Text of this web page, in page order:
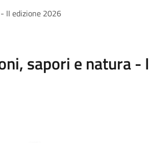
II edizione 2026
sapori e natura -